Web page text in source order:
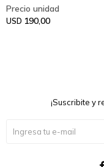
USD 190,00
¡Suscribite y
